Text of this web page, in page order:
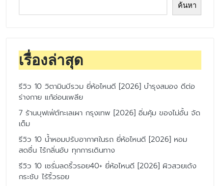
ค้นหา
เรื่องล่าสุด
รีวิว 10 วิตามินบีรวม ยี่ห้อไหนดี [2026] บำรุงสมอง ดีต่อ
ร่างกาย แก้อ่อนเพลีย
7 ร้านบุฟเฟ่ต์ทะเลเผา กรุงเทพ [2026] อิ่มคุ้ม ของไม่อั้น จัด
เต็ม
รีวิว 10 น้ำหอมปรับอากาศในรถ ยี่ห้อไหนดี [2026] หอม
สดชื่น ไร้กลิ่นอับ ทุกการเดินทาง
รีวิว 10 เซรั่มลดริ้วรอย40+ ยี่ห้อไหนดี [2026] ผิวสวยเด้ง
กระชับ ไร้ริ้วรอย